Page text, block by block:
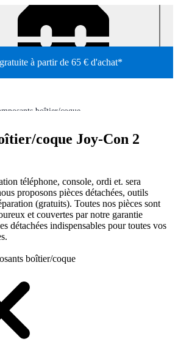
à partir de 65 € d'achat*
boîtier/coque
Console de jeux
coque Joy-Con 2
téléphone, console, ordi et. sera
proposons pièces détachées, outils
(gratuits). Toutes nos pièces sont
et couvertes par notre garantie
détachées indispensables pour toutes vos
boîtier/coque